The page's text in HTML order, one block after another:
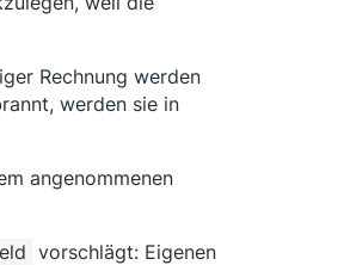
Rechnung werden
werden sie in
angenommenen
vorschlägt: Eigenen